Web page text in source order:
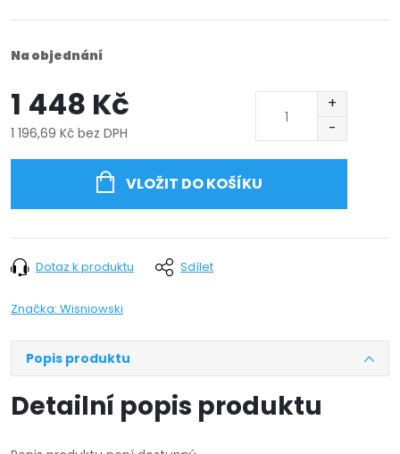
Na objednání
1 448 Kč
1 196,69 Kč bez DPH
VLOŽIT DO KOŠÍKU
Dotaz k produktu Sdílet
Značka: Wisniowski
Popis produktu
Detailní popis produktu